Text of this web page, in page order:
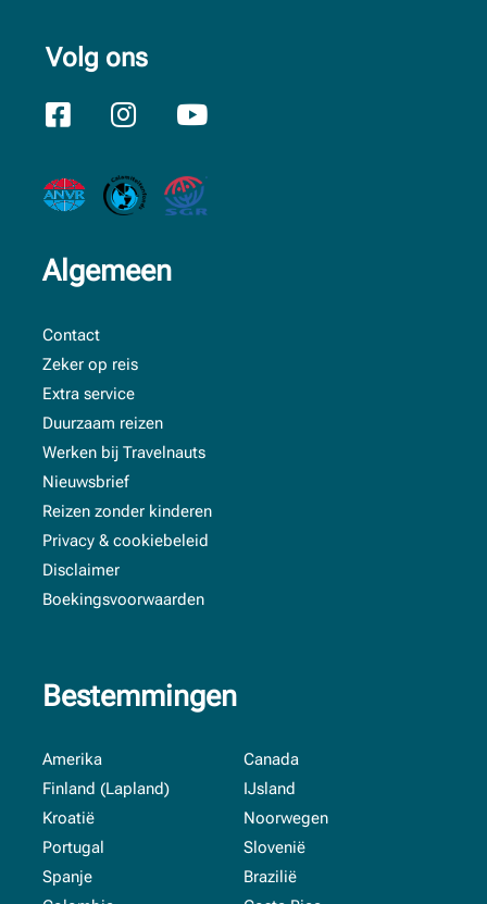
Volg ons
Algemeen
Contact
Zeker op reis
Extra service
Duurzaam reizen
Werken bij Travelnauts
Nieuwsbrief
Reizen zonder kinderen
Privacy & cookiebeleid
Disclaimer
Boekingsvoorwaarden
Bestemmingen
Amerika
Canada
Finland (Lapland)
IJsland
Kroatië
Noorwegen
Portugal
Slovenië
Spanje
Brazilië